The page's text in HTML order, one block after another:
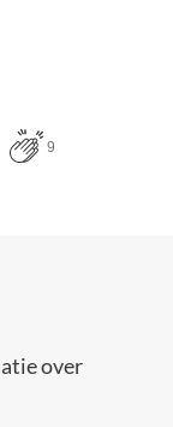
9
over